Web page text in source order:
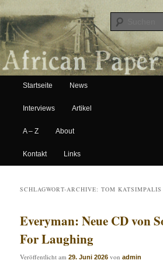
African Paper
Hauptmenü
Zum Inhalt wechseln
Zum sekundären Inhalt wechseln
Startseite News
Interviews Artikel
A – Z About
Kontakt Links
SCHLAGWORT-ARCHIVE:TOM KATSIMPALIS
Everyman: Neue CD von
For Laughing
Veröffentlicht am29. Juni 2026 vonadmin